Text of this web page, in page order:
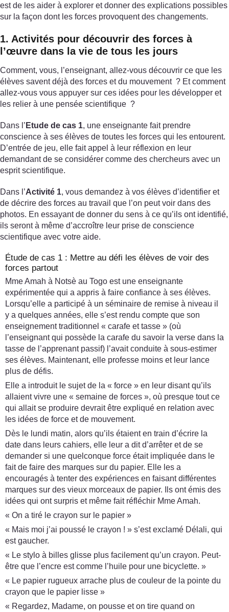
est de les aider à explorer et donner des explications possibles
sur la façon dont les forces provoquent des changements.
1. Activités pour découvrir des forces à
l’œuvre dans la vie de tous les jours
Comment, vous, l’enseignant, allez-vous découvrir ce que les
élèves savent déjà des forces et du mouvement ? Et comment
allez-vous vous appuyer sur ces idées pour les développer et
les relier à une pensée scientifique ?
Dans l’ Etude de cas 1, une enseignante fait prendre
conscience à ses élèves de toutes les forces qui les entourent.
D’entrée de jeu, elle fait appel à leur réflexion en leur
demandant de se considérer comme des chercheurs avec un
esprit scientifique.
Dans l’Activité 1, vous demandez à vos élèves d’identifier et
de décrire des forces au travail que l’on peut voir dans des
photos. En essayant de donner du sens à ce qu’ils ont identifié,
ils seront à même d’accroître leur prise de conscience
scientifique avec votre aide.
Étude de cas 1 : Mettre au défi les élèves de voir des
forces partout
Mme Amah à Notsè au Togo est une enseignante
expérimentée qui a appris à faire confiance à ses élèves.
Lorsqu’elle a participé à un séminaire de remise à niveau il
y a quelques années, elle s’est rendu compte que son
enseignement traditionnel « carafe et tasse » (où
l’enseignant qui possède la carafe du savoir la verse dans la
tasse de l’apprenant passif) l’avait conduite à sous-estimer
ses élèves. Maintenant, elle professe moins et leur lance
plus de défis.
Elle a introduit le sujet de la « force » en leur disant qu’ils
allaient vivre une « semaine de forces », où presque tout ce
qui allait se produire devrait être expliqué en relation avec
les idées de force et de mouvement.
Dès le lundi matin, alors qu’ils étaient en train d’écrire la
date dans leurs cahiers, elle leur a dit d’arrêter et de se
demander si une quelconque force était impliquée dans le
fait de faire des marques sur du papier. Elle les a
encouragés à tenter des expériences en faisant différentes
marques sur des vieux morceaux de papier. Ils ont émis des
idées qui ont surpris et même fait réfléchir Mme Amah.
« On a tiré le crayon sur le papier »
« Mais moi j’ai poussé le crayon ! » s’est exclamé Délali, qui
est gaucher.
« Le stylo à billes glisse plus facilement qu’un crayon. Peut-
être que l’encre est comme l’huile pour une bicyclette. »
« Le papier rugueux arrache plus de couleur de la pointe du
crayon que le papier lisse »
« Regardez, Madame, on pousse et on tire quand on